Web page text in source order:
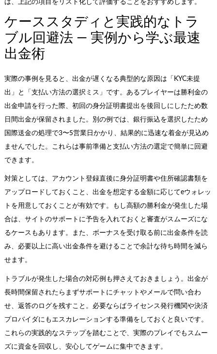
は、上記の項目をリスト化して評価することをおすすめします。
ケーススタディと実践的なトラ
ブル回避法 — 実例から学ぶ最速
出金術
実際の事例を見ると、出金が遅くなる典型的な原因は「KYC未提
出」と「支払い方法の選択ミス」です。あるプレイヤーは勝利金の
出金申請を行った際、初回の身分証明書提出を後回しにしたため数
日間出金が保留されました。別の例では、銀行振込を選択したため
国際送金の処理で3〜5営業日かかり、結果的に迅速な着金が見込め
ませんでした。これらは事前準備と支払い方法の選定で簡単に回避
できます。
対策としては、アカウント登録直後に身分証明書や住所確認書類を
アップロードしておくこと、出金を想定する金額に応じてeウォレッ
トを用意しておくことが有効です。もし高額の勝利金が発生した場
合は、サイトのサポートに予告を入れておくと審査がスムーズにな
るケースもあります。また、ボーナスを受け取る前に出金条件を読
み、必要以上に高い出金条件を避けることで余計な待ち時間を減ら
せます。
トラブルが発生した場合の対応例も押さえておきましょう。出金が
長時間保留されたらまずサポートにチャットやメールで問い合わ
せ、返答のログを残すこと。必要ならばライセンス発行機関や決済
プロバイダにもエスカレーションする準備をしておくと良いです。
これらの実践的なステップを踏むことで、実際のプレイでもスムー
ズに資金を回収し、安心してゲームに集中できます。